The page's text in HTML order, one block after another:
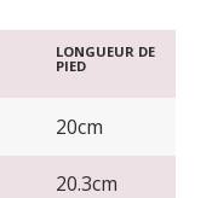
LONGUEUR DE
PIED
20cm
20.3cm